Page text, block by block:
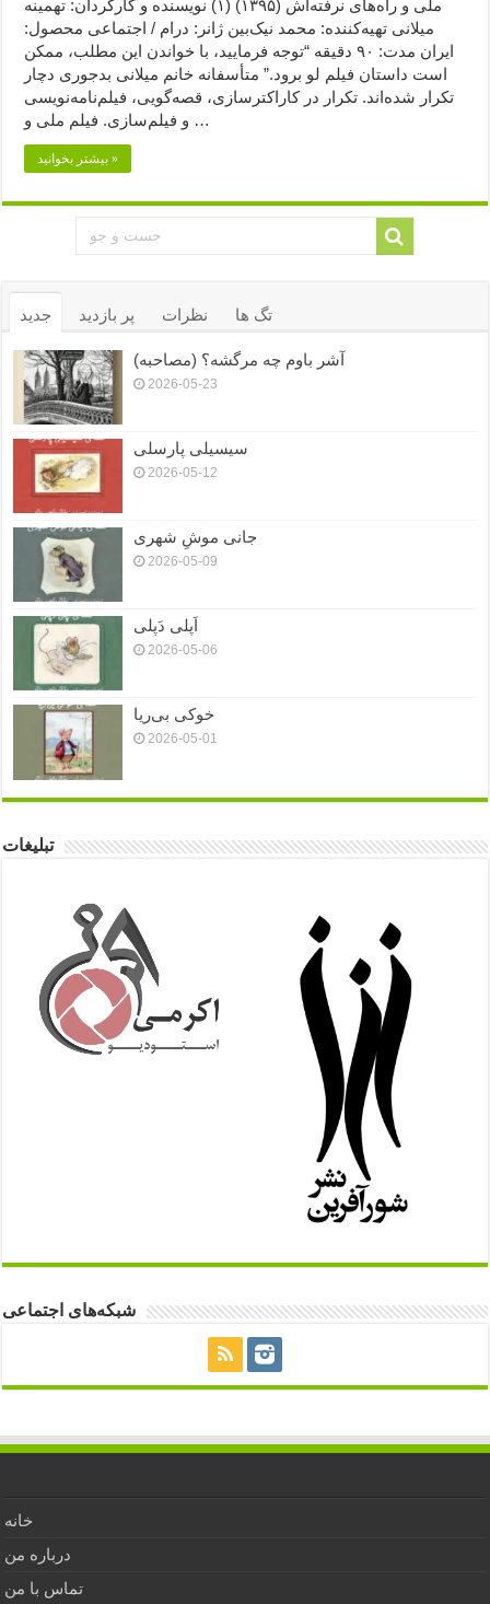
ملی و راه‌های نرفته‌اش (۱۳۹۵) (۱) نویسنده و کارگردان: تهمینه
میلانی تهیه‌کننده: محمد نیک‌بین ژانر: درام / اجتماعی محصول:
ایران مدت: ۹۰ دقیقه “توجه فرمایید،‌ با خواندن این مطلب، ممکن
است داستان فیلم لو برود.” متأسفانه خانم میلانی بدجوری دچار
تکرار شده‌اند. تکرار در کاراکترسازی، قصه‌گویی، فیلم‌نامه‌نویسی
و فیلم‌سازی. فیلم ملی و …
بیشتر بخوانید »
جدید پر بازدید نظرات تگ ها
آشر باوم چه مرگشه؟ (مصاحبه)
2026-05-23
سیسیلی پارسلی
2026-05-12
جانی موشِ شهری
2026-05-09
اَپلی دَپلی
2026-05-06
خوکی بی‌ریا
2026-05-01
تبلیغات
شبکه‌های اجتماعی
خانه
درباره من
تماس با من